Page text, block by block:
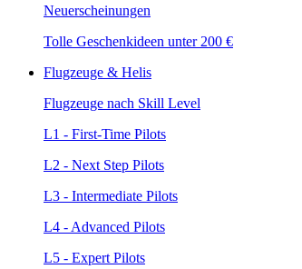
Neuerscheinungen
Tolle Geschenkideen unter 200 €
Flugzeuge & Helis
Flugzeuge nach Skill Level
L1 - First-Time Pilots
L2 - Next Step Pilots
L3 - Intermediate Pilots
L4 - Advanced Pilots
L5 - Expert Pilots